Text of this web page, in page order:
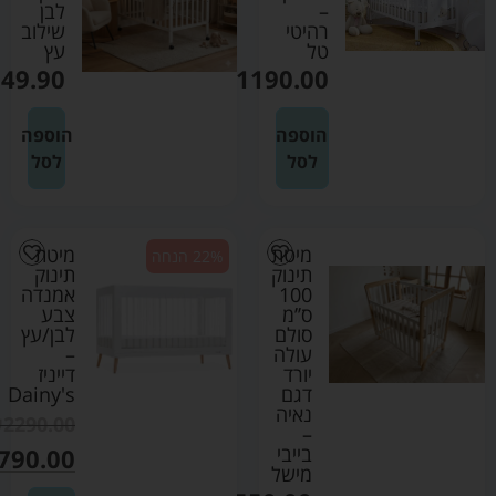
–
רהיטי
טל
₪ 1190.00
הוספה
לסל
לבן
שילוב
עץ
הוספה
לסל
מיטת
תינוק
100
ס’’מ
סולם
עולה
יורד
דגם
נאיה
–
בייבי
מישל
מיטת
תינוק
אמנדה
צבע
לבן/עץ
–
דייניז
Dainy's
2290.00